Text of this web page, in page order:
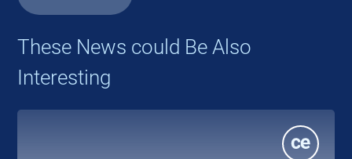
These News could Be Also
Interesting